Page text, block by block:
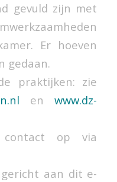
gevuld zijn met
Er hoeven
gedaan.
praktijken: zie
enwww.dz-
contact op via
aan dit e-